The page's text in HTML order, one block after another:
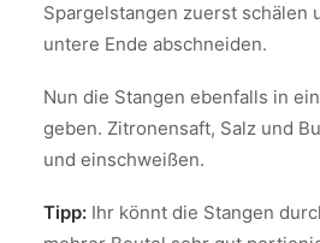
Spargelstangen zuerst schälen
untere Ende abschneiden.
Nun die Stangen ebenfalls in
geben. Zitronensaft, Salz und
und einschweißen.
Tipp: Ihr könnt die Stangen